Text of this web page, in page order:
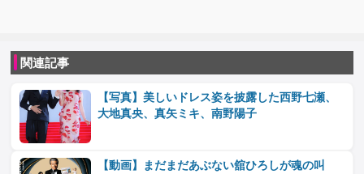
関連記事
【写真】美しいドレス姿を披露した西野七瀬、
大地真央、真矢ミキ、南野陽子
【動画】まだまだあぶない舘ひろしが魂の叫